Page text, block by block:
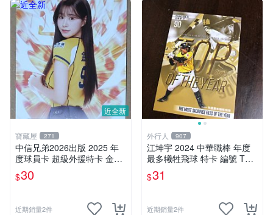
近全新
寶藏屋 271
中信兄弟2026出版 2025 年
度球員卡 超級外援特卡 金渡
兒
$30
近期銷量2件
外行人 907
江坤宇 2024 中華職棒 年度
最多犧牲飛球 特卡 編號 TY0
3 前後如圖
$31
近期銷量2件